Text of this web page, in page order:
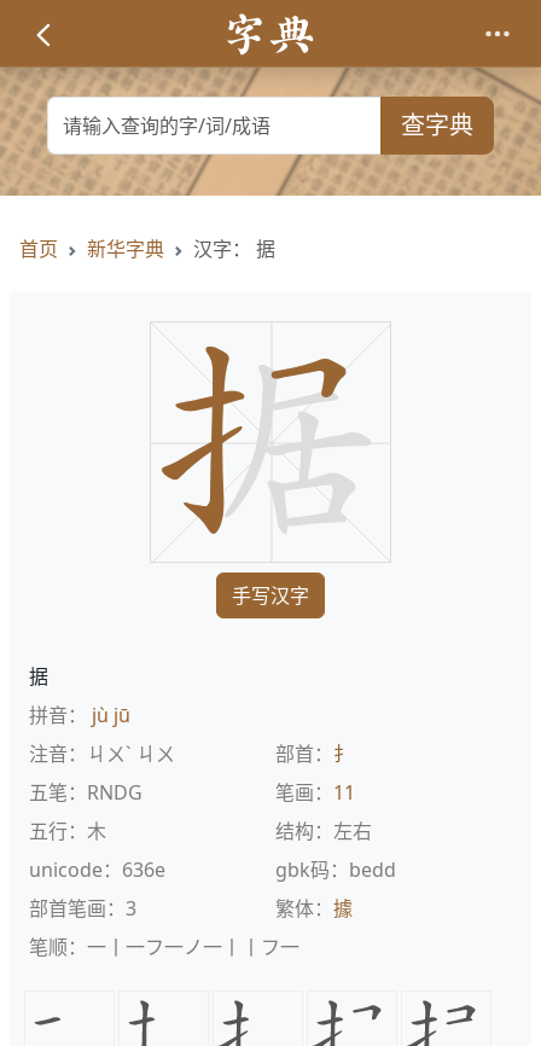
查字典
首页 新华字典 汉字： 据
手写汉字
据
拼音： jù jū
注音：ㄐㄨˋ ㄐㄨ
部首： 扌
五笔：RNDG
笔画： 11
五行：木
结构：左右
unicode：636e
gbk码：bedd
部首笔画：3
繁体： 據
笔顺：一丨一フ一ノ一丨丨フ一